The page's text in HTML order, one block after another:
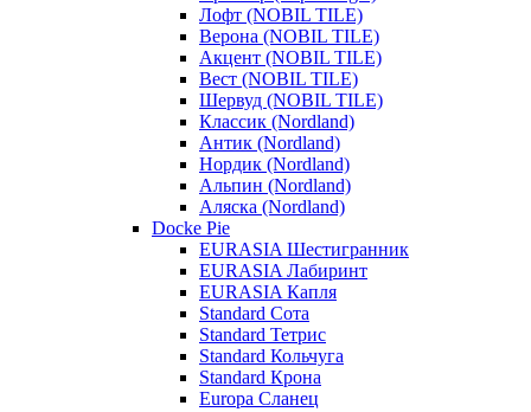
Лофт (NOBIL TILE)
Верона (NOBIL TILE)
Акцент (NOBIL TILE)
Вест (NOBIL TILE)
Шервуд (NOBIL TILE)
Классик (Nordland)
Антик (Nordland)
Нордик (Nordland)
Альпин (Nordland)
Аляска (Nordland)
Docke Pie
EURASIA Шестигранник
EURASIA Лабиринт
EURASIA Капля
Standard Сота
Standard Тетрис
Standard Кольчуга
Standard Крона
Europa Сланец